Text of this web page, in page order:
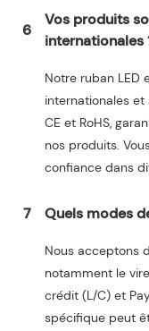
6
Vos produits
internationales
Notre ruban LED
internationales
CE et RoHS,
nos produits.
confiance dans
7 Quels modes
Nous acceptons
notamment le
crédit (L/C) et
spécifique peut